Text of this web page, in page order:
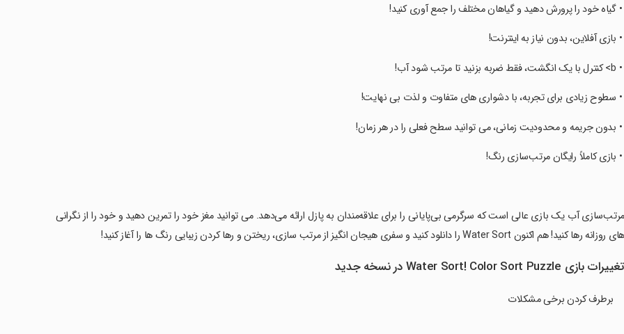
‏ • گیاه خود را پرورش دهید و گیاهان مختلف را جمع آوری کنید!
‏ • بازی آفلاین، بدون نیاز به اینترنت!
‏ • b> کنترل با یک انگشت، فقط ضربه بزنید تا مرتب شود آب!
‏ • سطوح زیادی برای تجربه، با دشواری های متفاوت و لذت بی نهایت!
‏ • بدون جریمه و محدودیت زمانی، می توانید سطح فعلی را در هر زمان!
‏ • بازی کاملاً رایگان مرتب‌سازی رنگ!
‏مرتب‌سازی آب یک بازی عالی است که سرگرمی بی‌پایانی را برای علاقه‌مندان به پازل ارائه می‌دهد. می توانید مغز خود را تمرین دهید و خود را از نگرانی
های روزانه رها کنید! هم اکنون Water Sort را دانلود کنید و سفری هیجان انگیز از مرتب سازی، ریختن و رها کردن زیبایی رنگ ها را آغاز کنید!
تغییرات بازی Water Sort! Color Sort Puzzle در نسخه جدید
برطرف کردن برخی مشکلات